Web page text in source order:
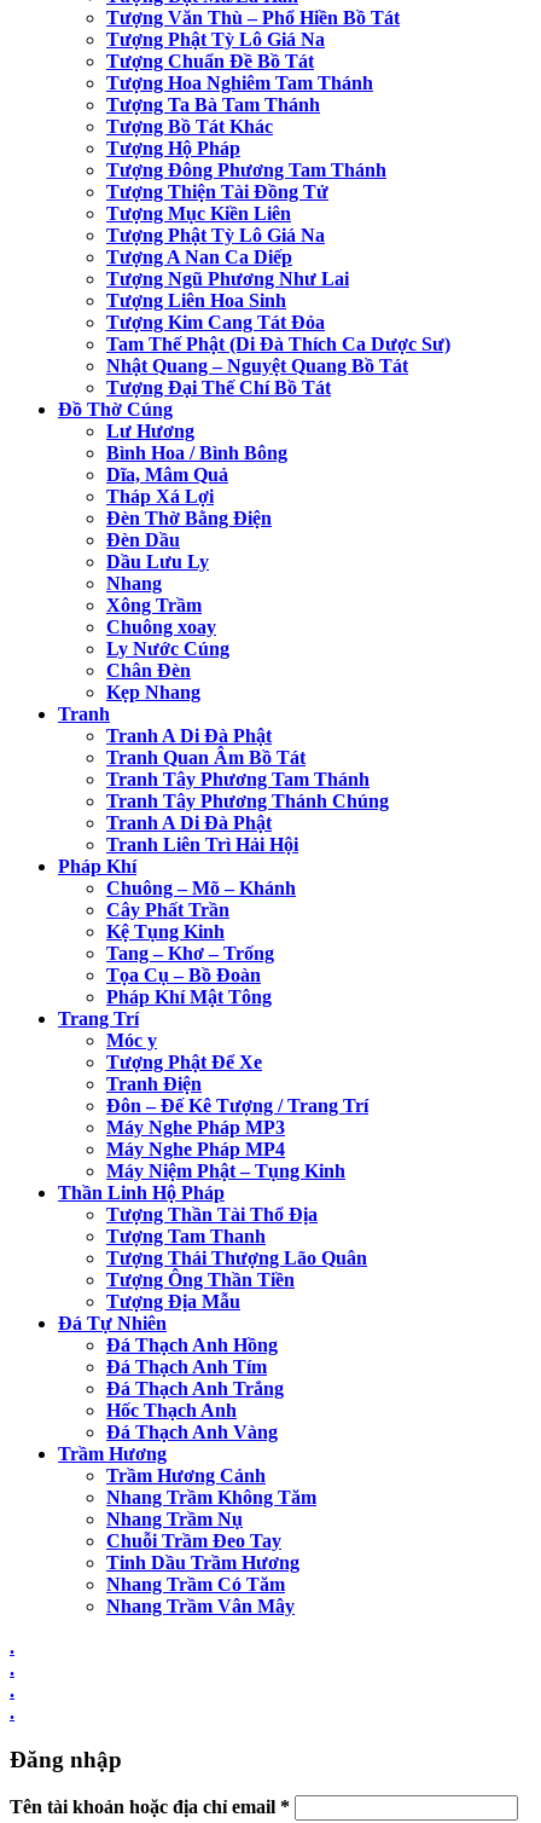
Tượng Văn Thù – Phổ Hiền Bồ Tát
Tượng Phật Tỳ Lô Giá Na
Tượng Chuẩn Đề Bồ Tát
Tượng Hoa Nghiêm Tam Thánh
Tượng Ta Bà Tam Thánh
Tượng Bồ Tát Khác
Tượng Hộ Pháp
Tượng Đông Phương Tam Thánh
Tượng Thiện Tài Đồng Tử
Tượng Mục Kiền Liên
Tượng Phật Tỳ Lô Giá Na
Tượng A Nan Ca Diếp
Tượng Ngũ Phương Như Lai
Tượng Liên Hoa Sinh
Tượng Kim Cang Tát Đỏa
Tam Thế Phật (Di Đà Thích Ca Dược Sư)
Nhật Quang – Nguyệt Quang Bồ Tát
Tượng Đại Thế Chí Bồ Tát
Đồ Thờ Cúng
Lư Hương
Bình Hoa / Bình Bông
Dĩa, Mâm Quả
Tháp Xá Lợi
Đèn Thờ Bằng Điện
Đèn Dầu
Dầu Lưu Ly
Nhang
Xông Trầm
Chuông xoay
Ly Nước Cúng
Chân Đèn
Kẹp Nhang
Tranh
Tranh A Di Đà Phật
Tranh Quan Âm Bồ Tát
Tranh Tây Phương Tam Thánh
Tranh Tây Phương Thánh Chúng
Tranh A Di Đà Phật
Tranh Liên Trì Hải Hội
Pháp Khí
Chuông – Mõ – Khánh
Cây Phất Trần
Kệ Tụng Kinh
Tang – Khơ – Trống
Tọa Cụ – Bồ Đoàn
Pháp Khí Mật Tông
Trang Trí
Móc y
Tượng Phật Để Xe
Tranh Điện
Đôn – Đế Kê Tượng / Trang Trí
Máy Nghe Pháp MP3
Máy Nghe Pháp MP4
Máy Niệm Phật – Tụng Kinh
Thần Linh Hộ Pháp
Tượng Thần Tài Thổ Địa
Tượng Tam Thanh
Tượng Thái Thượng Lão Quân
Tượng Ông Thần Tiền
Tượng Địa Mẫu
Đá Tự Nhiên
Đá Thạch Anh Hồng
Đá Thạch Anh Tím
Đá Thạch Anh Trắng
Hốc Thạch Anh
Đá Thạch Anh Vàng
Trầm Hương
Trầm Hương Cảnh
Nhang Trầm Không Tăm
Nhang Trầm Nụ
Chuỗi Trầm Đeo Tay
Tinh Dầu Trầm Hương
Nhang Trầm Có Tăm
Nhang Trầm Vân Mây
.
.
.
.
Đăng nhập
Tên tài khoản hoặc địa chỉ email *